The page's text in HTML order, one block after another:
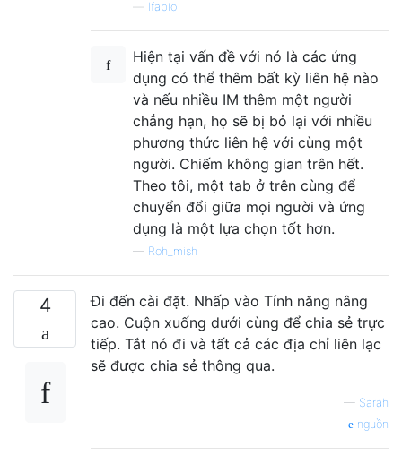
lfabio
Hiện tại vấn đề với nó là các ứng
dụng có thể thêm bất kỳ liên hệ nào
và nếu nhiều IM thêm một người
chẳng hạn, họ sẽ bị bỏ lại với nhiều
phương thức liên hệ với cùng một
người. Chiếm không gian trên hết.
Theo tôi, một tab ở trên cùng để
chuyển đổi giữa mọi người và ứng
dụng là một lựa chọn tốt hơn.
— Roh_mish
4
Đi đến cài đặt. Nhấp vào Tính năng nâng
cao. Cuộn xuống dưới cùng để chia sẻ trực
tiếp. Tắt nó đi và tất cả các địa chỉ liên lạc
sẽ được chia sẻ thông qua.
— Sarah
nguồn